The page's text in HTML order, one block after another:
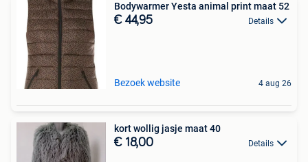
Bodywarmer Yesta animal print maat 52
€ 44,95 Details
Bezoek website 4 aug 26
kort wollig jasje maat 40
€ 18,00 Details